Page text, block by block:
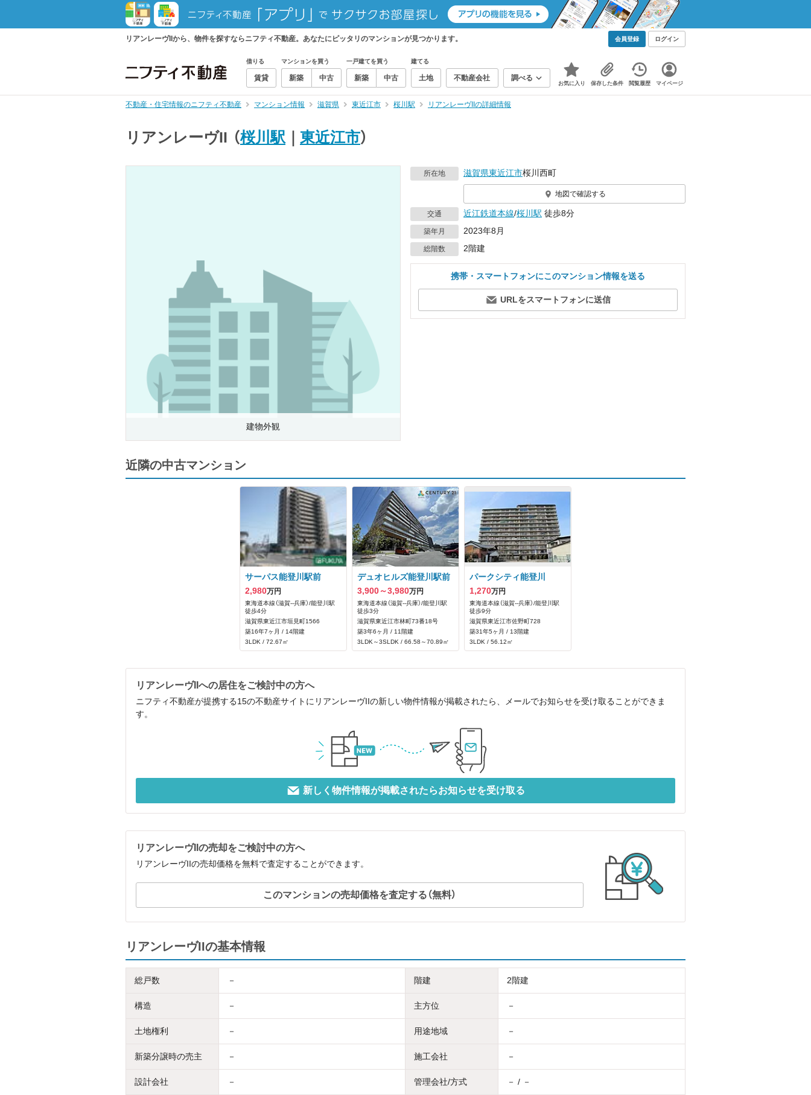
リアンレーヴIIから、物件を探すならニフティ不動産。あなたにピッタリのマンションが見つかります。 会員登録 ログイン
借りる
賃貸
マンションを買う
新築 中古
一戸建てを買う
新築 中古
建てる
土地 不動産会社 調べる
お気に入り 保存した条件 閲覧履歴 マイページ
不動産・住宅情報のニフティ不動産 マンション情報 滋賀県 東近江市 桜川駅 リアンレーヴIIの詳細情報
リアンレーヴII （桜川駅 東近江市）
建物外観
所在地 滋賀県東近江市桜川西町
地図で確認する
交通 近江鉄道本線/桜川駅 徒歩8分
築年月 2023年8月
総階数 2階建
携帯・スマートフォンにこのマンション情報を送る
URLをスマートフォンに送信
近隣の中古マンション
サーパス能登川駅前
2,980万円
東海道本線（滋賀--兵庫）/能登川駅
徒歩4分
滋賀県東近江市垣見町1566
築16年7ヶ月 / 14階建
3LDK / 72.67㎡
デュオヒルズ能登川駅前
3,900～3,980万円
東海道本線（滋賀--兵庫）/能登川駅
徒歩3分
滋賀県東近江市林町73番18号
築3年6ヶ月 / 11階建
3LDK～3SLDK / 66.58～70.89㎡
パークシティ能登川
1,270万円
東海道本線（滋賀--兵庫）/能登川駅
徒歩9分
滋賀県東近江市佐野町728
築31年5ヶ月 / 13階建
3LDK / 56.12㎡
リアンレーヴIIへの居住をご検討中の方へ
ニフティ不動産が提携する15の不動産サイトにリアンレーヴIIの新しい物件情報が掲載されたら、メールでお知らせを受け取ることができま
す。
新しく物件情報が掲載されたらお知らせを受け取る
リアンレーヴIIの売却をご検討中の方へ
リアンレーヴIIの売却価格を無料で査定することができます。
このマンションの売却価格を査定する（無料）
リアンレーヴIIの基本情報
総戸数 － 階建 2階建
構造 － 主方位 －
土地権利 － 用途地域 －
新築分譲時の売主 － 施工会社 －
設計会社 － 管理会社/方式 － / －